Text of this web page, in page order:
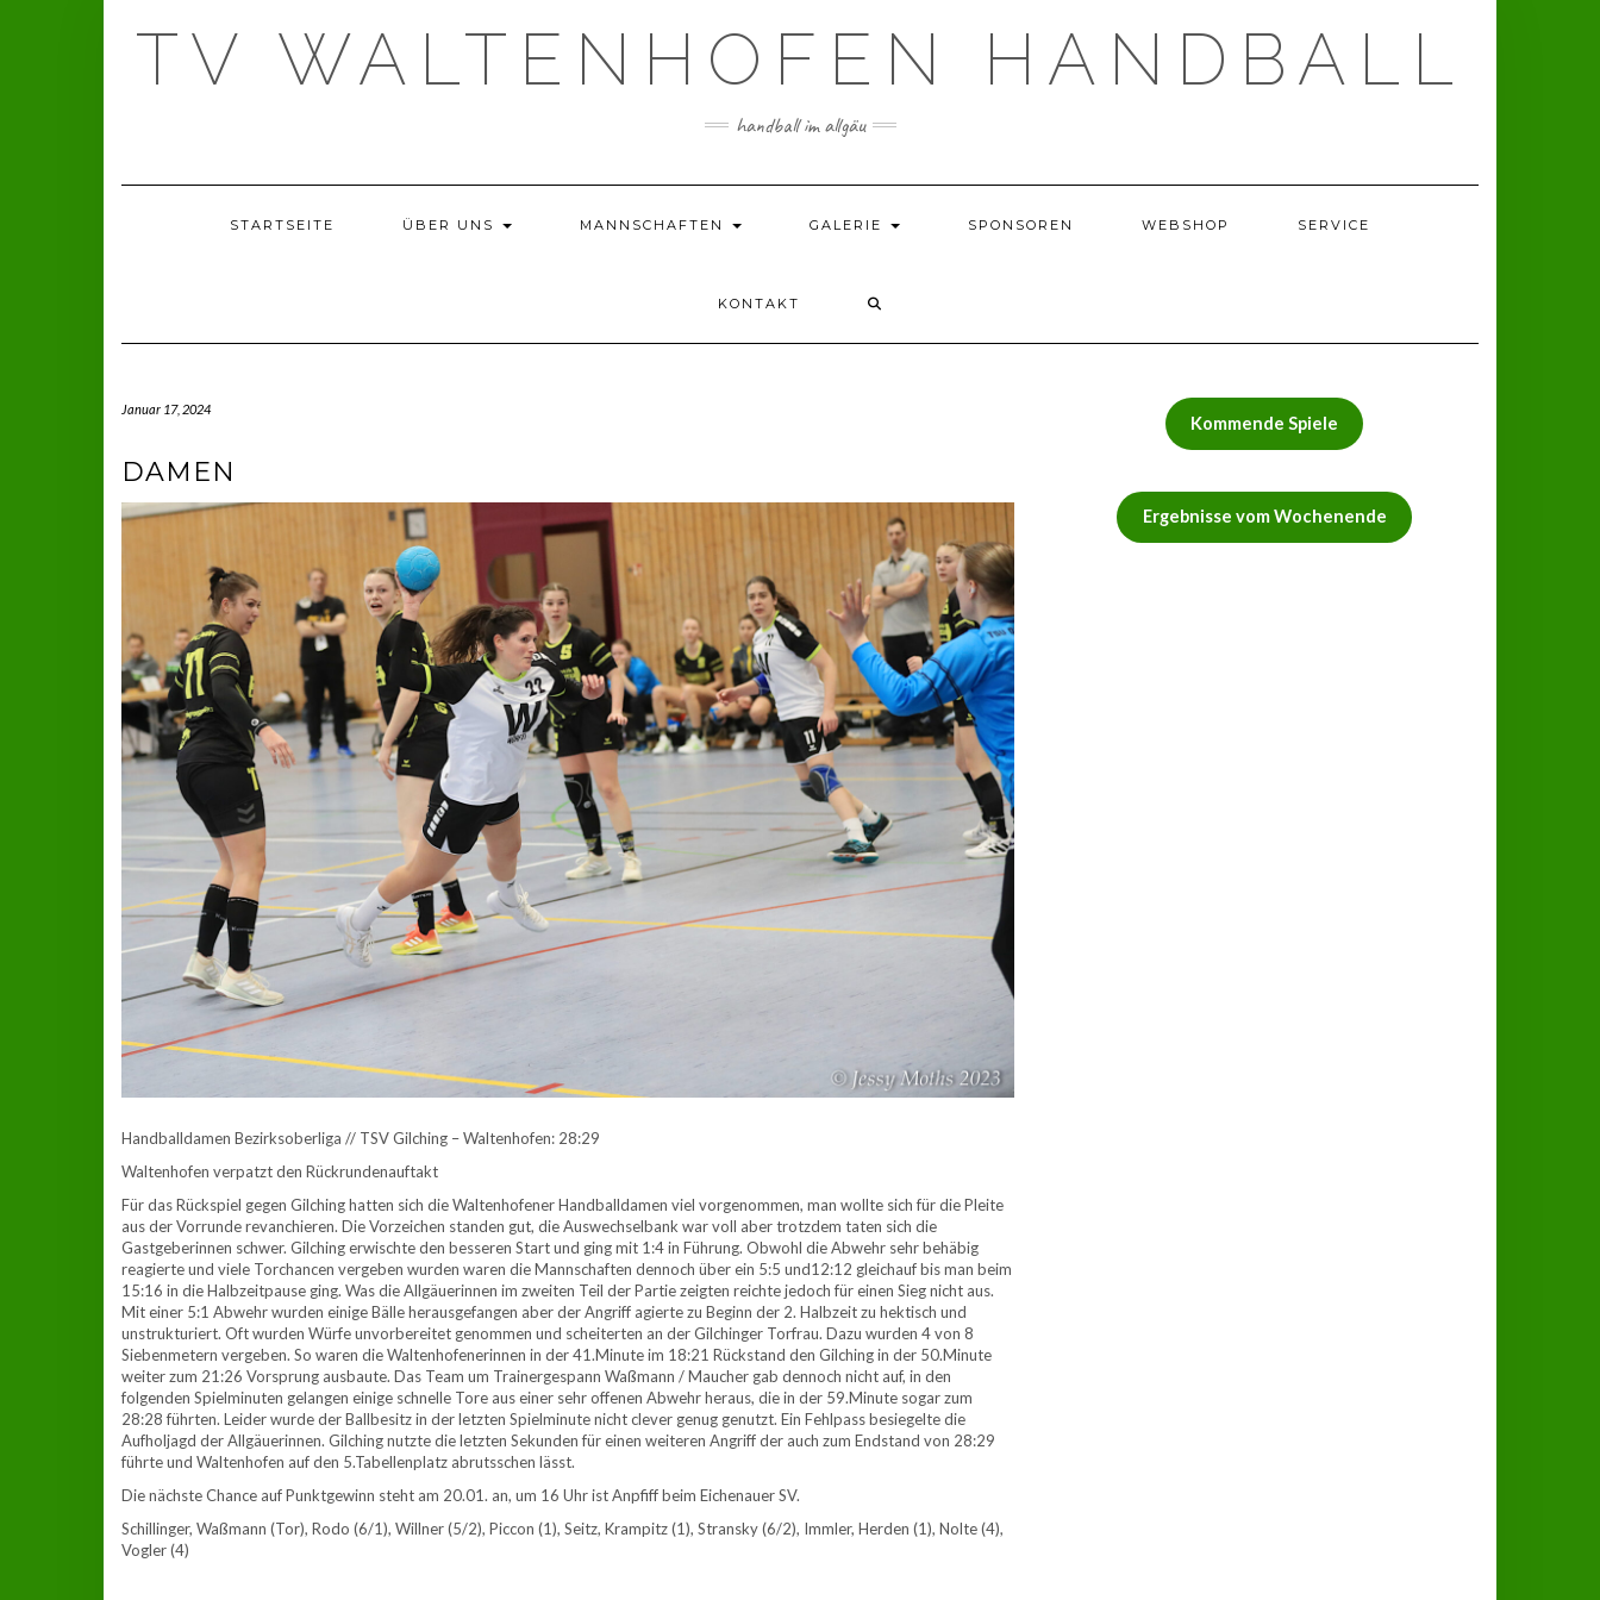
TV WALTENHOFEN HANDBALL
handball im allgäu
STARTSEITE ÜBER UNS MANNSCHAFTEN GALERIE SPONSOREN WEBSHOP SERVICE
KONTAKT
Januar 17, 2024
DAMEN
Handballdamen Bezirksoberliga // TSV Gilching – Waltenhofen: 28:29
Waltenhofen verpatzt den Rückrundenauftakt
Für das Rückspiel gegen Gilching hatten sich die Waltenhofener Handballdamen viel vorgenommen, man wollte sich für die Pleite
aus der Vorrunde revanchieren. Die Vorzeichen standen gut, die Auswechselbank war voll aber trotzdem taten sich die
Gastgeberinnen schwer. Gilching erwischte den besseren Start und ging mit 1:4 in Führung. Obwohl die Abwehr sehr behäbig
reagierte und viele Torchancen vergeben wurden waren die Mannschaften dennoch über ein 5:5 und12:12 gleichauf bis man beim
15:16 in die Halbzeitpause ging. Was die Allgäuerinnen im zweiten Teil der Partie zeigten reichte jedoch für einen Sieg nicht aus.
Mit einer 5:1 Abwehr wurden einige Bälle herausgefangen aber der Angriff agierte zu Beginn der 2. Halbzeit zu hektisch und
unstrukturiert. Oft wurden Würfe unvorbereitet genommen und scheiterten an der Gilchinger Torfrau. Dazu wurden 4 von 8
Siebenmetern vergeben. So waren die Waltenhofenerinnen in der 41.Minute im 18:21 Rückstand den Gilching in der 50.Minute
weiter zum 21:26 Vorsprung ausbaute. Das Team um Trainergespann Waßmann / Maucher gab dennoch nicht auf, in den
folgenden Spielminuten gelangen einige schnelle Tore aus einer sehr offenen Abwehr heraus, die in der 59.Minute sogar zum
28:28 führten. Leider wurde der Ballbesitz in der letzten Spielminute nicht clever genug genutzt. Ein Fehlpass besiegelte die
Aufholjagd der Allgäuerinnen. Gilching nutzte die letzten Sekunden für einen weiteren Angriff der auch zum Endstand von 28:29
führte und Waltenhofen auf den 5.Tabellenplatz abrutsschen lässt.
Die nächste Chance auf Punktgewinn steht am 20.01. an, um 16 Uhr ist Anpfiff beim Eichenauer SV.
Schillinger, Waßmann (Tor), Rodo (6/1), Willner (5/2), Piccon (1), Seitz, Krampitz (1), Stransky (6/2), Immler, Herden (1), Nolte (4),
Vogler (4)
Kommende Spiele
Ergebnisse vom Wochenende